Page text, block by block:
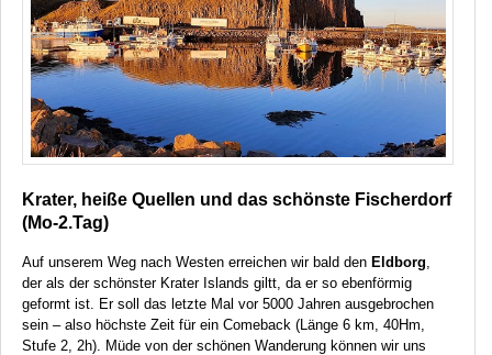
Krater, heiße Quellen und das schönste Fischerdorf
(Mo-2.Tag)
Auf unserem Weg nach Westen erreichen wir bald den Eldborg
der als der schönster Krater Islands giltt, da er so ebenförmig
geformt ist. Er soll das letzte Mal vor 5000 Jahren ausgebrochen
sein – also höchste Zeit für ein Comeback (Länge 6 km, 40Hm,
Stufe 2, 2h). Müde von der schönen Wanderung können wir uns